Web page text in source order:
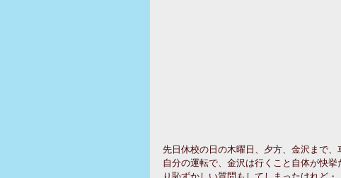
先日休校の日の木曜日、夕方、金沢まで、
自分の運転で、金沢は行くこと自体が快
り恥ずかしい質問もしてしまったけれど・